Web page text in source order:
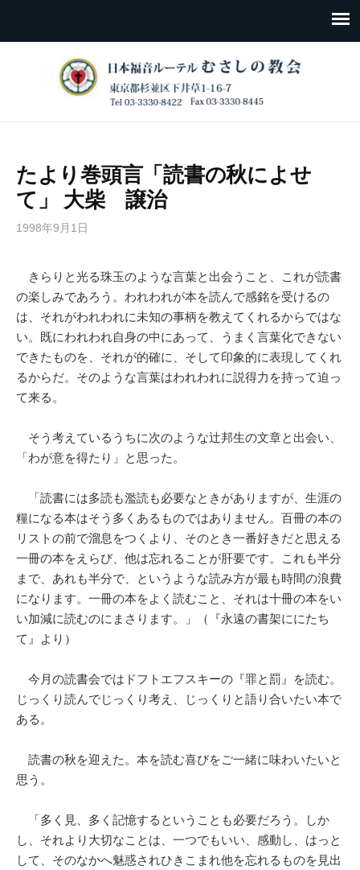
たより巻頭言「読書の秋によせ
て」 大柴 譲治
1998年9月1日
きらりと光る珠玉のような言葉と出会うこと、これが読書
の楽しみであろう。われわれが本を読んで感銘を受けるの
は、それがわれわれに未知の事柄を教えてくれるからではな
い。既にわれわれ自身の中にあって、うまく言葉化できない
できたものを、それが的確に、そして印象的に表現してくれ
るからだ。そのような言葉はわれわれに説得力を持って迫っ
て来る。
そう考えているうちに次のような辻邦生の文章と出会い、
「わが意を得たり」と思った。
「読書には多読も濫読も必要なときがありますが、生涯の
糧になる本はそう多くあるものではありません。百冊の本の
リストの前で溜息をつくより、そのとき一番好きだと思える
一冊の本をえらび、他は忘れることが肝要です。これも半分
まで、あれも半分で、というような読み方が最も時間の浪費
になります。一冊の本をよく読むこと、それは十冊の本をい
い加減に読むのにまさります。」（『永遠の書架ににたち
て』より）
今月の読書会ではドフトエフスキーの『罪と罰』を読む。
じっくり読んでじっくり考え、じっくりと語り合いたい本で
ある。
読書の秋を迎えた。本を読む喜びをご一緒に味わいたいと
思う。
「多く見、多く記憶するということも必要だろう。しか
し、それより大切なことは、一つでもいい、感動し、はっと
して、そのなかへ魅惑されひきこまれ他を忘れるものを見出